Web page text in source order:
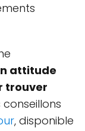
attitude
trouver
, disponible